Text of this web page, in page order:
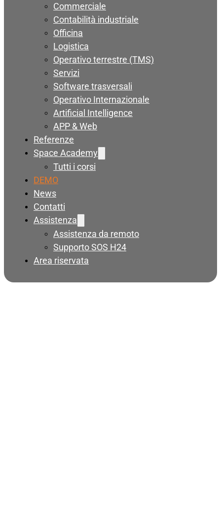
Commerciale
Contabilità industriale
Officina
Logistica
Operativo terrestre (TMS)
Servizi
Software trasversali
Operativo Internazionale
Artificial Intelligence
APP & Web
Referenze
Space Academy
Tutti i corsi
DEMO
News
Contatti
Assistenza
Assistenza da remoto
Supporto SOS H24
Area riservata